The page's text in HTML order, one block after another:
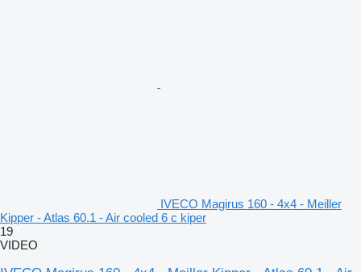
IVECO Magirus 160 - 4x4 - Meiller
Kipper - Atlas 60.1 - Air cooled 6 c kiper
19
VIDEO